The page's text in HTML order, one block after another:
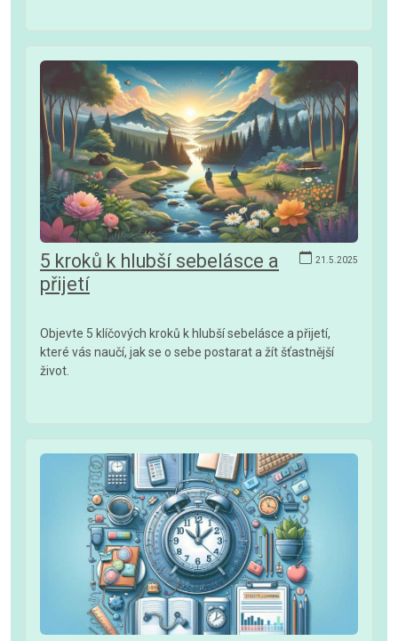
21.5.2025
5 kroků k hlubší sebelásce a
přijetí
Objevte 5 klíčových kroků k hlubší sebelásce a přijetí,
které vás naučí, jak se o sebe postarat a žít šťastnější
život.